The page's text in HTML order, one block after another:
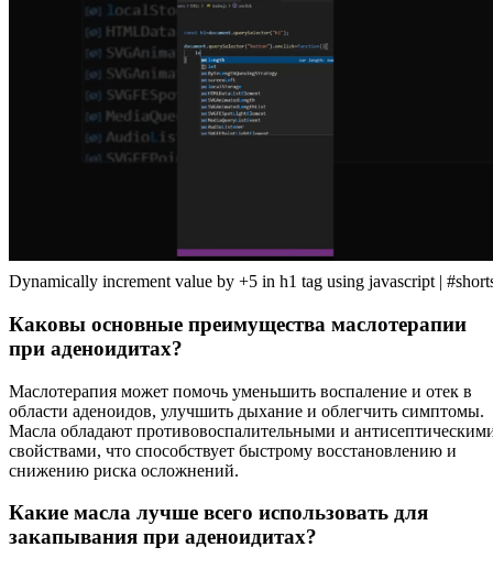
Dynamically increment value by +5 in h1 tag using javascript |
Каковы основные преимущества маслотерапии
при аденоидитах?
Маслотерапия может помочь уменьшить воспаление и отек в
области аденоидов, улучшить дыхание и облегчить симптомы.
Масла обладают противовоспалительными и
свойствами, что способствует быстрому восстановлению и
снижению риска осложнений.
Какие масла лучше всего использовать для
закапывания при аденоидитах?